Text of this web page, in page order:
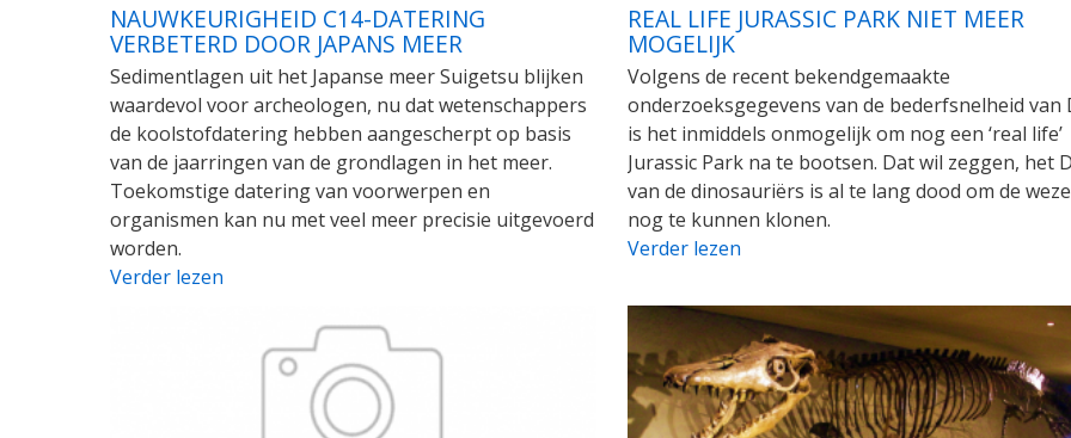
NAUWKEURIGHEID C14-DATERING
VERBETERD DOOR JAPANS MEER
Sedimentlagen uit het Japanse meer Suigetsu blijken
waardevol voor archeologen, nu dat wetenschappers
de koolstofdatering hebben aangescherpt op basis
van de jaarringen van de grondlagen in het meer.
Toekomstige datering van voorwerpen en
organismen kan nu met veel meer precisie uitgevoerd
worden.
Verder lezen
REAL LIFE JURASSIC PARK NIET MEER
MOGELIJK
Volgens de recent bekendgemaakte
onderzoeksgegevens van de bederfsnelheid van
is het inmiddels onmogelijk om nog een ‘real life’
Jurassic Park na te bootsen. Dat wil zeggen, het
van de dinosauriërs is al te lang dood om de
nog te kunnen klonen.
Verder lezen